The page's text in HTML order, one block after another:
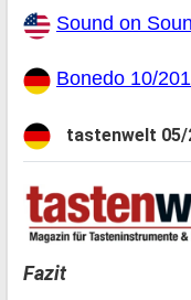
Sound on
Bonedo 10/
tastenwelt 05/
Fazit